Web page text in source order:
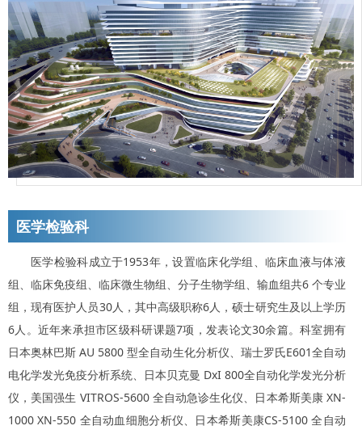
医学检验科
医学检验科成立于1953年，设置临床化学组、临床血液与体液
组、临床免疫组、临床微生物组、分子生物学组、输血组共6 个专业
组，现有医护人员30人，其中高级职称6人，硕士研究生及以上学历
6人。近年来承担市区级科研课题7项，发表论文30余篇。科室拥有
日本奥林巴斯 AU 5800 型全自动生化分析仪、瑞士罗氏E601全自动
电化学发光免疫分析系统、日本贝克曼 DxI 800全自动化学发光分析
仪，美国强生 VITROS-5600 全自动急诊生化仪、日本希斯美康 XN-
1000 XN-550 全自动血细胞分析仪、日本希斯美康CS-5100 全自动